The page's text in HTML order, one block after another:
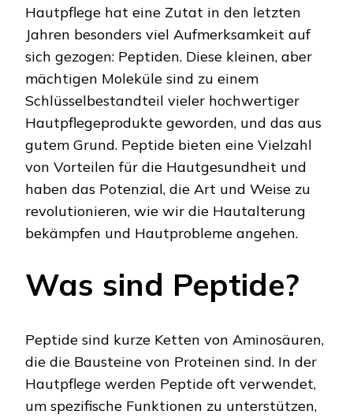
Hautpflege hat eine Zutat in den letzten
Jahren besonders viel Aufmerksamkeit auf
sich gezogen: Peptiden. Diese kleinen, aber
mächtigen Moleküle sind zu einem
Schlüsselbestandteil vieler hochwertiger
Hautpflegeprodukte geworden, und das aus
gutem Grund. Peptide bieten eine Vielzahl
von Vorteilen für die Hautgesundheit und
haben das Potenzial, die Art und Weise zu
revolutionieren, wie wir die Hautalterung
bekämpfen und Hautprobleme angehen.
Was sind Peptide?
Peptide sind kurze Ketten von Aminosäuren,
die die Bausteine von Proteinen sind. In der
Hautpflege werden Peptide oft verwendet,
um spezifische Funktionen zu unterstützen,